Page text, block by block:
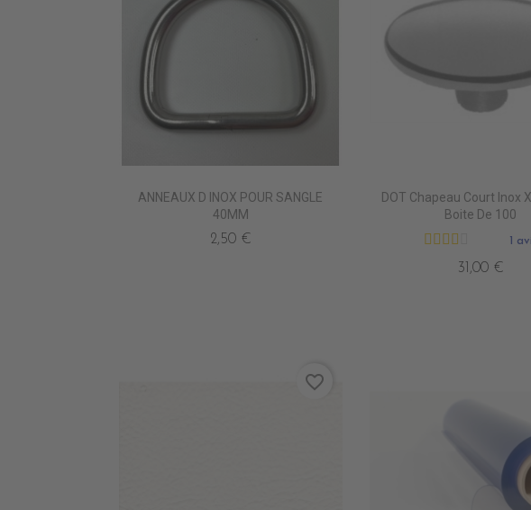
ANNEAUX D INOX POUR SANGLE
40MM
2,50 €
DOT Chapeau Court Inox
Boite De 100
1
31,00 €
favorite_border